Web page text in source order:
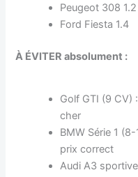
Peugeot 308 1.2
Ford Fiesta 1.4
À ÉVITER absolument :
Golf GTI (9 CV)
cher
BMW Série 1
prix correct
Audi A3